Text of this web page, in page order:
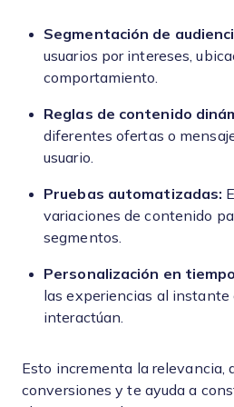
Segmentación de
usuarios por intereses,
comportamiento.
Reglas de contenido
diferentes ofertas o
usuario.
Pruebas automatizadas:
variaciones de contenido
segmentos.
Personalización en
las experiencias al instante
interactúan.
Esto incrementa la relevancia,
conversiones y te ayuda a